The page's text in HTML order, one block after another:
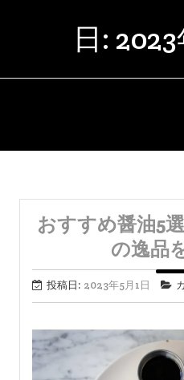
日: 2023
おすすめ醤油5
の逸品
投稿日: 2023年5月1日